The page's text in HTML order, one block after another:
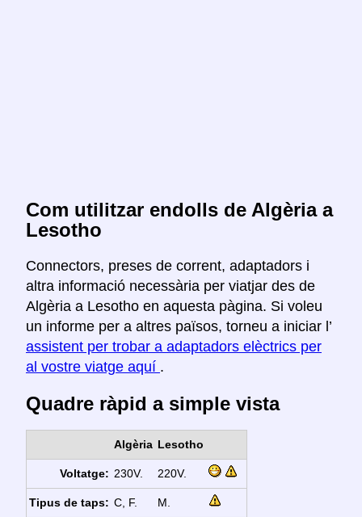
Com utilitzar endolls de Algèria a
Lesotho
Connectors, preses de corrent, adaptadors i
altra informació necessària per viatjar des de
Algèria a Lesotho en aquesta pàgina. Si voleu
un informe per a altres països, torneu a iniciar l’
assistent per trobar a adaptadors elèctrics per
al vostre viatge aquí .
Quadre ràpid a simple vista
Algèria Lesotho
Voltatge: 230V. 220V.
Tipus de taps: C, F. M.